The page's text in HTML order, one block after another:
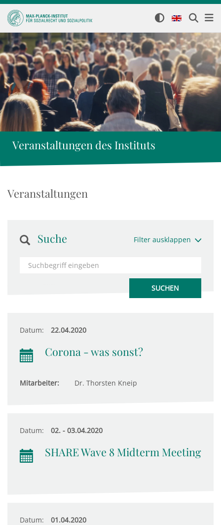
Veranstaltungen des Instituts
Veranstaltungen
Suche Filter ausklappen
Datum: 22.04.2020
Corona - was sonst?
Mitarbeiter: Dr. Thorsten Kneip
Datum: 02. - 03.04.2020
SHARE Wave 8 Midterm Meeting
Datum: 01.04.2020